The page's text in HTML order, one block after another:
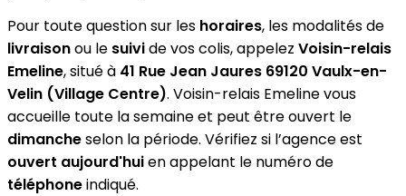
Pour toute question sur les horaires, les modalités de
livraisonou le suivide vos colis, appelez Voisin-relais
Emeline, situé à 41 Rue Jean Jaures 69120 Vaulx-en-
Velin (Village Centre). Voisin-relais Emeline vous
accueille toute la semaine et peut être ouvert le
dimancheselon la période. Vérifiez si l’agence est
ouvert aujourd'huien appelant le numéro de
téléphoneindiqué.